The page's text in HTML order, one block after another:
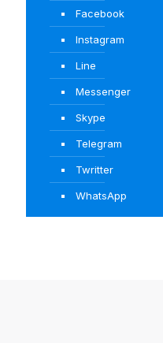
Facebook
Instagram
Line
Messenger
Skype
Telegram
Twritter
WhatsApp